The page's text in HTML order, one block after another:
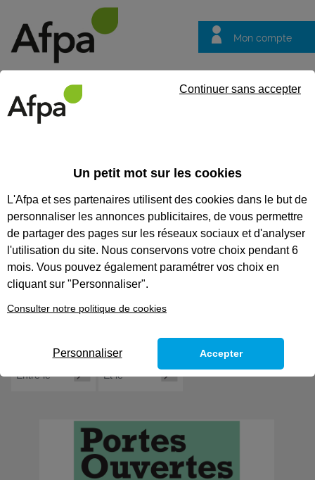
Mon compte
questions
ACTUALITÉS
Recherchez une actualité
Tout supprimer
Un petit mot sur les cookies
L'Afpa et ses partenaires utilisent des cookies dans le but de
personnaliser les annonces publicitaires, de vous permettre
de partager des pages sur les réseaux sociaux et d'analyser
l'utilisation du site. Nous conservons votre choix pendant 6
mois. Vous pouvez également paramétrer vos choix en
cliquant sur "Personnaliser".
Consulter notre politique de cookies
Continuer sans accepter
Personnaliser Accepter